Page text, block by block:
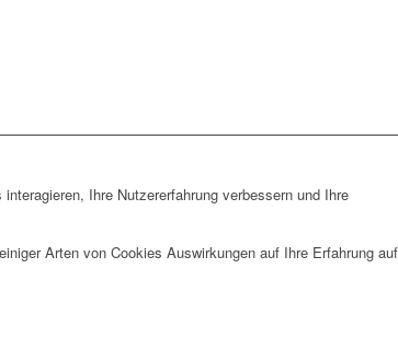
Ihre Nutzererfahrung verbessern und Ihre
Arten von Cookies Auswirkungen auf Ihre Erfahrung auf